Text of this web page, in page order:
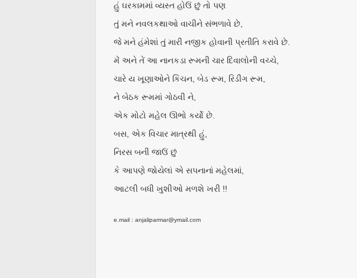
હું ઘરકામમાં વ્યસ્ત હોઉં છું તો પણ
તું મને નવલકથાઓ વાચીને સંભળાવે છે,
જે મને હંમેશાં તું મારી નજીક હોવાની પ્રતીતિ કરાવે છે.
મેં અને તેં આ નાનકડા રૂમની ચાર દિવાલોની વચ્ચે,
ચારે ય ખૂણાઓને કિચન, બેડ રૂમ, રિડીંગ રૂમ,
ને બેઠક રૂમમાં ગોઠવી ને,
એક મોટો મહેલ ઊભો કર્યો છે.
બસ, એક વિચાર માત્રથી હું,
નિરસ બની જાઉં છું
કે આપણે જોયેલાં એ સપનાનાં મહેલમાં,
આટલી બધી ખુશીઓ મળશે ખરી !!
e.mail : anjaliparmar@ymail.com